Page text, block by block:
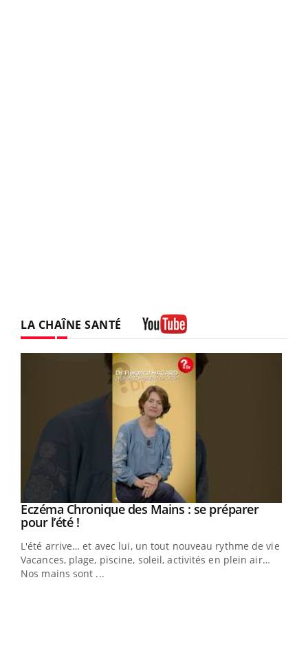
LA CHAÎNE SANTÉ
Youtube
Eczéma Chronique des Mains : se préparer
pour l’été !Youtube
L'été arrive… et avec lui, un tout nouveau rythme de vie !
Vacances, plage, piscine, soleil, activités en plein air…
Nos mains sont ...